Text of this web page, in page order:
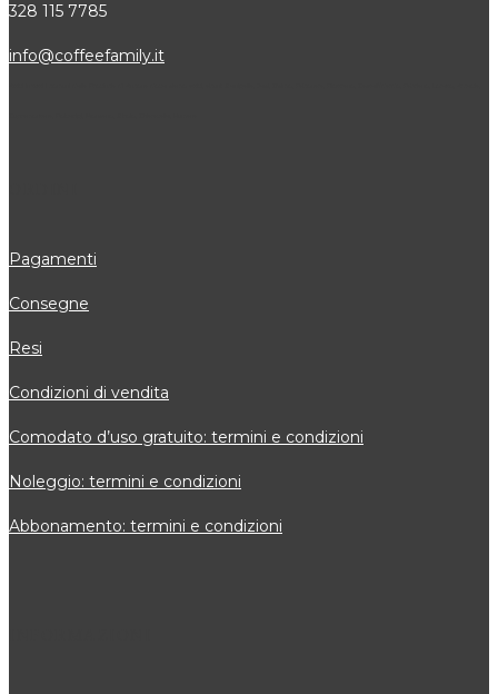
328 115 7785
info@coffeefamily.it
Pagamenti
Consegne
Resi
Condizioni di vendita
Comodato d’uso gratuito: termini e condizioni
Noleggio: termini e condizioni
Abbonamento: termini e condizioni